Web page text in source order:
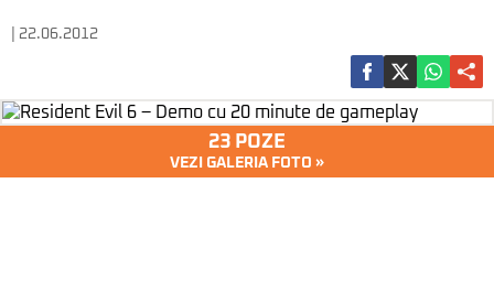
| 22.06.2012
23 POZE
VEZI GALERIA FOTO »